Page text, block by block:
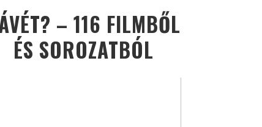
– 116 FILMBŐL
ÉS SOROZATBÓL